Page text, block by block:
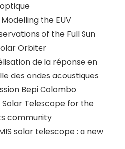
Modelling the EUV
of the Full Sun
Orbiter
de la réponse en
des ondes acoustiques
Bepi Colombo
Solar Telescope for the
community
solar telescope : a new